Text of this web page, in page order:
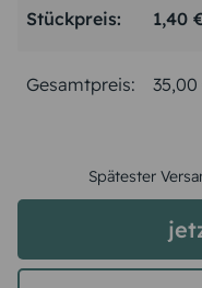
Stückpreis: 1,40
Gesamtpreis: 35,00
Spätester